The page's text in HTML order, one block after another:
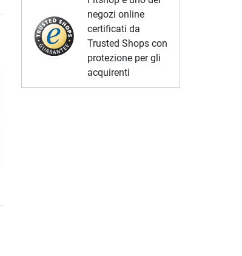
negozi online
certificati da
Trusted Shops con
protezione per gli
acquirenti